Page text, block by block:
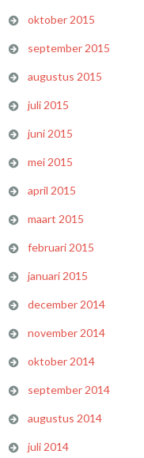
oktober 2015
september 2015
augustus 2015
juli 2015
juni 2015
mei 2015
april 2015
maart 2015
februari 2015
januari 2015
december 2014
november 2014
oktober 2014
september 2014
augustus 2014
juli 2014